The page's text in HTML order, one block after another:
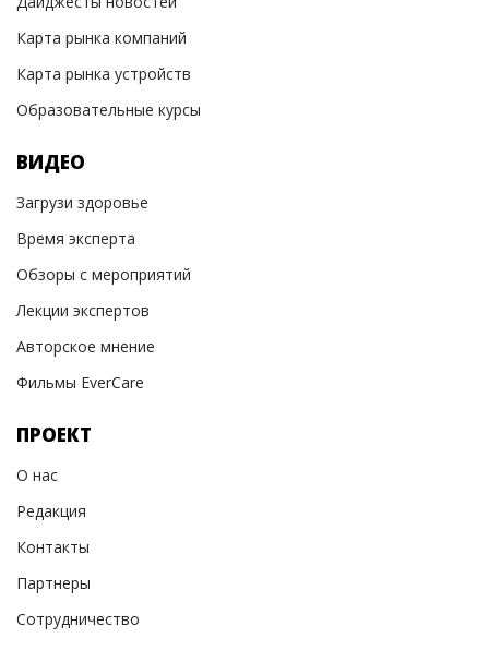
Карта рынка компаний
Карта рынка устройств
Образовательные курсы
ВИДЕО
Загрузи здоровье
Время эксперта
Обзоры с мероприятий
Лекции экспертов
Авторское мнение
Фильмы EverCare
ПРОЕКТ
О нас
Редакция
Контакты
Партнеры
Сотрудничество